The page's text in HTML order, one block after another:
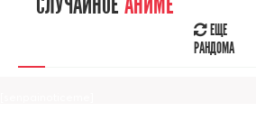
ЕЩЕ
РАНДОМА